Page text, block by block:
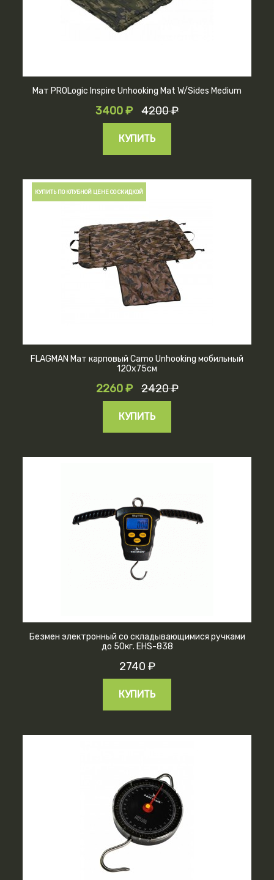
Мат PROLogic Inspire Unhooking Mat W/Sides Medium
3400 ₽ 4200 ₽
КУПИТЬ
КУПИТЬ ПО КЛУБНОЙ ЦЕНЕ СО СКИДКОЙ
FLAGMAN Мат карповый Camo Unhooking мобильный
120x75см
2260 ₽ 2420 ₽
КУПИТЬ
Безмен электронный со складывающимися ручками
до 50кг. EHS-838
2740 ₽
КУПИТЬ